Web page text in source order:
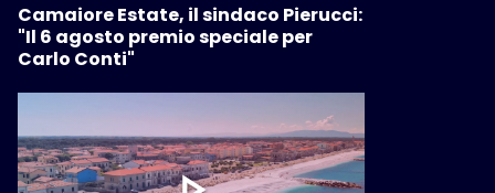
Camaiore Estate, il sindaco Pierucci:
"Il 6 agosto premio speciale per
Carlo Conti"